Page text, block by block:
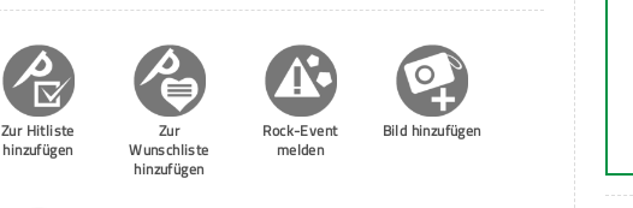
Zur Hitliste
hinzufügen
Zur
Wunschliste
hinzufügen
Rock-Event
melden
Bild hinzufügen